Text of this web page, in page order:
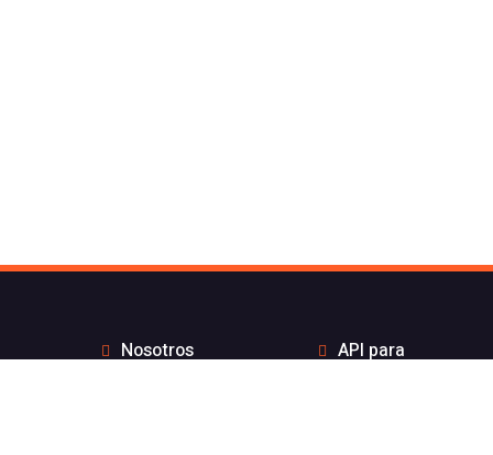
Nosotros
API para